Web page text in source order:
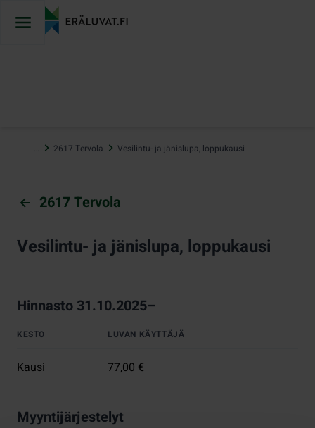
sisältöön
… 2617 Tervola Vesilintu- ja jänislupa, loppukausi
2617 Tervola
Vesilintu- ja jänislupa, loppukausi
Hinnasto 31.10.2025–
KESTO LUVAN KÄYTTÄJÄ
Kausi 77,00 €
Myyntijärjestelyt